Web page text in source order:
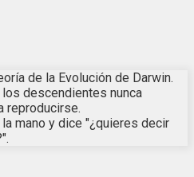
de la Evolución de Darwin.
descendientes nunca
reproducirse.
mano y dice "¿quieres decir